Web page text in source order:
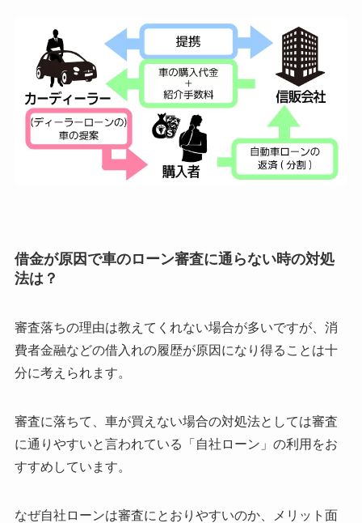
借金が原因で車のローン審査に通らない時の対処
法は？
審査落ちの理由は教えてくれない場合が多いですが、消
費者金融などの借入れの履歴が原因になり得ることは十
分に考えられます。
審査に落ちて、車が買えない場合の対処法としては審査
に通りやすいと言われている「自社ローン」の利用をお
すすめしています。
なぜ自社ローンは審査にとおりやすいのか、メリット面